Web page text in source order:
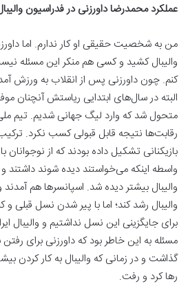
عملکرد محمدرضا داورزنی در فدراسیون
من به شخصیت حقیقی او کار ندارم. اما
والیبال کشید و کسی هم منکر این مسئله
کنم. چون داورزنی پس از انقلاب به ورزش
البته در سال‌های ابتدایی ریاستش آنچنان
متحول شد که وارد لیگ جهانی شدیم. تیم
رقابت‌ها نتیجه قابل قبولی کسب نکرد.
بازیکنانی تشکیل داده بودند که از نوجوانان
واسطه اینکه می‌خواستند دیده شوند
والیبال بیشتر دیده شد. اسپانسرها هم
والیبال رشد کند؛ اما با پیر شدن نسل قبلی
برای جایگزینی این نسل نداشتیم و والیبال
مسئله به این خاطر بود که داورزنی برای رفتن
گذاشت و در زمانی که والیبال به کار کردن
رها کرد و رفت.